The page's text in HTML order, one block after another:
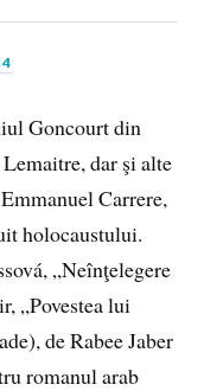
Goncourt din
dar şi alte
Carrere,
holocaustului.
„Neînţelegere
„Povestea lui
de Rabee Jaber
romanul arab